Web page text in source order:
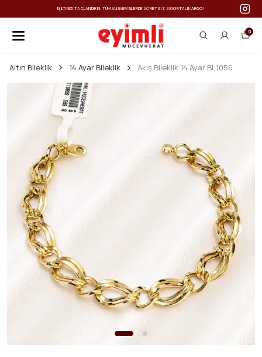
IŞILTINIZI TAÇLANDIRIN: TÜM ALIŞVERIŞLERDE ÜCRETSIZ SIGORTALI KARGO!
0
Altın Bileklik 14 Ayar Bileklik Akış Bileklik 14 Ayar BL1056